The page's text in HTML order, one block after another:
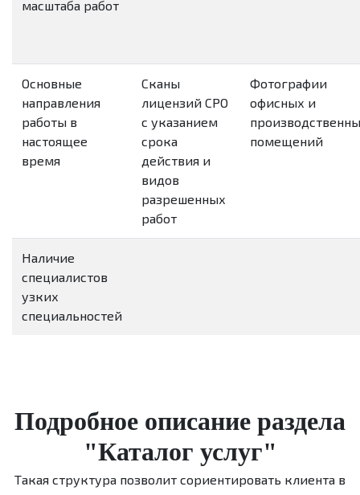
масштаба работ
Основные
направления
работы в
настоящее
время
Сканы
лицензий СРО
с указанием
срока
действия и
видов
разрешенных
работ
Фотографии
офисных и
помещений
Наличие
специалистов
узких
специальностей
Подробное описание раздела
"Каталог услуг"
Такая структура позволит сориентировать клиента в